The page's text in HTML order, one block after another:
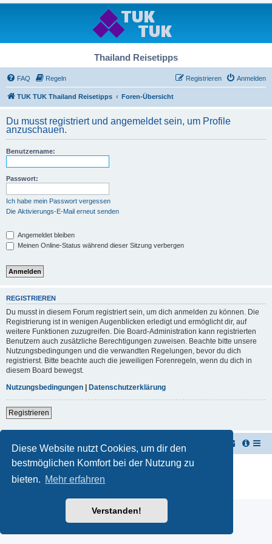
Diese Website nutzt Cookies, um dir den
bestmöglichen Komfort bei der Nutzung zu
bieten. Mehr erfahren
Verstanden!
Thailand Reisetipps
FAQ Regeln Anmelden
Registrieren
TUK TUK Thailand Reisetipps Foren-Übersicht
Du musst registriert und angemeldet sein, um Profile
anzuschauen.
Benutzername:
Passwort:
Ich habe mein Passwort vergessen
Die Aktivierungs-E-Mail erneut senden
Angemeldet bleiben
Meinen Online-Status während dieser Sitzung verbergen
REGISTRIEREN
Du musst in diesem Forum registriert sein, um dich anmelden zu können. Die
Registrierung ist in wenigen Augenblicken erledigt und ermöglicht dir, auf
weitere Funktionen zuzugreifen. Die Board-Administration kann registrierten
Benutzern auch zusätzliche Berechtigungen zuweisen. Beachte bitte unsere
Nutzungsbedingungen und die verwandten Regelungen, bevor du dich
registrierst. Bitte beachte auch die jeweiligen Forenregeln, wenn du dich in
diesem Board bewegst.
Nutzungsbedingungen
Datenschutzerklärung
Registrieren
TUK TUK Thailand Reisetipps Foren-Übersicht
Powered byphpBB ® Forum Software © phpBB Limited
Deutsche Übersetzung durch